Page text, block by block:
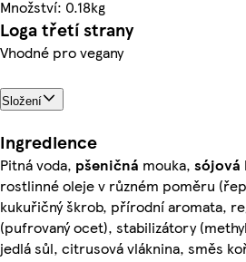
Množství: 0.18kg
Loga třetí strany
Vhodné pro vegany
Složení
Ingredience
Pitná voda, pšeničná mouka, sójová
rostlinné oleje v různém poměru
kukuřičný škrob, přírodní aromata,
(pufrovaný ocet), stabilizátory
jedlá sůl, citrusová vláknina, směs